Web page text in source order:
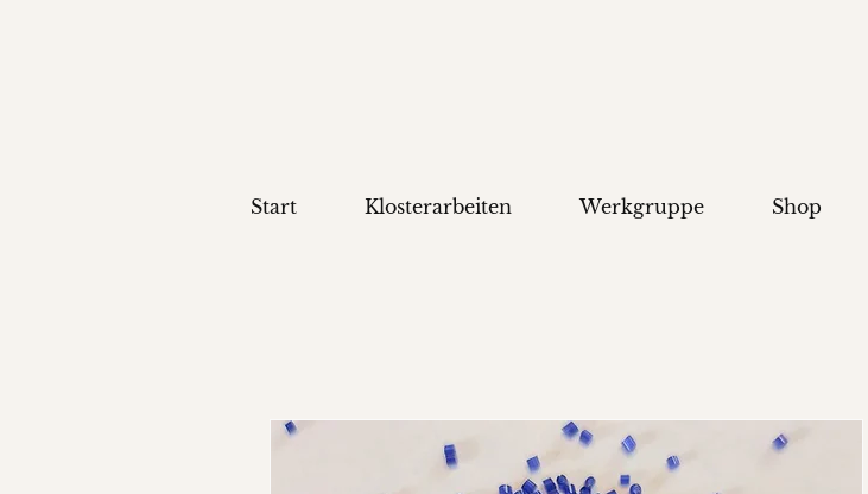
Start Klosterarbeiten Werkgruppe Shop